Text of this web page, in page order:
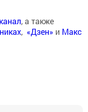
, а также
, «Дзен» и Макс